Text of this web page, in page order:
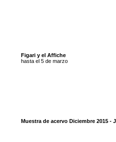
Figari y el Affiche
hasta el 5 de marzo
Muestra de acervo Diciembre 2015 -